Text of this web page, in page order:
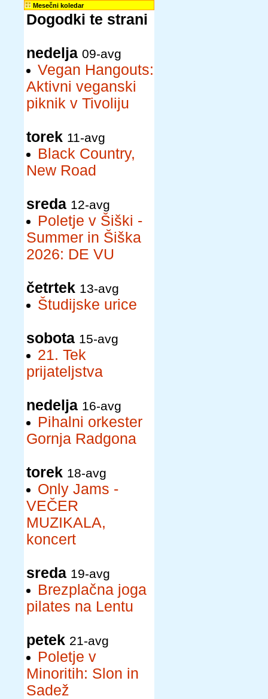
Mesečni koledar
Dogodki te strani
nedelja 09-avg
Vegan Hangouts:
Aktivni veganski
piknik v Tivoliju
torek 11-avg
Black Country,
New Road
sreda 12-avg
Poletje v Šiški -
Summer in Šiška
2026: DE VU
četrtek 13-avg
Študijske urice
sobota 15-avg
21. Tek
prijateljstva
nedelja 16-avg
Pihalni orkester
Gornja Radgona
torek 18-avg
Only Jams -
VEČER
MUZIKALA,
koncert
sreda 19-avg
Brezplačna joga
pilates na Lentu
petek 21-avg
Poletje v
Minoritih: Slon in
Sadež